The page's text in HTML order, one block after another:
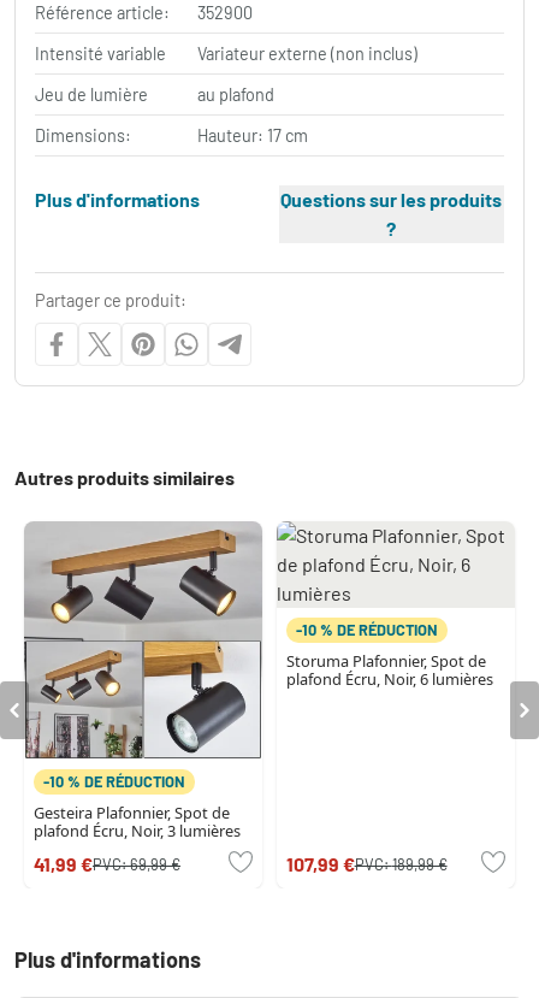
Référence article:
352900
Intensité variable
Variateur externe (non inclus)
Jeu de lumière
au plafond
Dimensions:
Hauteur: 17 cm
Plus d'informations
Questions sur les produits
?
Partager ce produit:
Autres produits similaires
-10 % DE RÉDUCTION
Gesteira Plafonnier, Spot de
plafond Écru, Noir, 3 lumières
41,99 €PVC:69,99 €
-10 % DE RÉDUCTION
Storuma Plafonnier, Spot de
plafond Écru, Noir, 6 lumières
107,99 €PVC:189,99 €
Plus d'informations